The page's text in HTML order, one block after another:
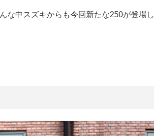
な中スズキからも今回新たな250が登場し